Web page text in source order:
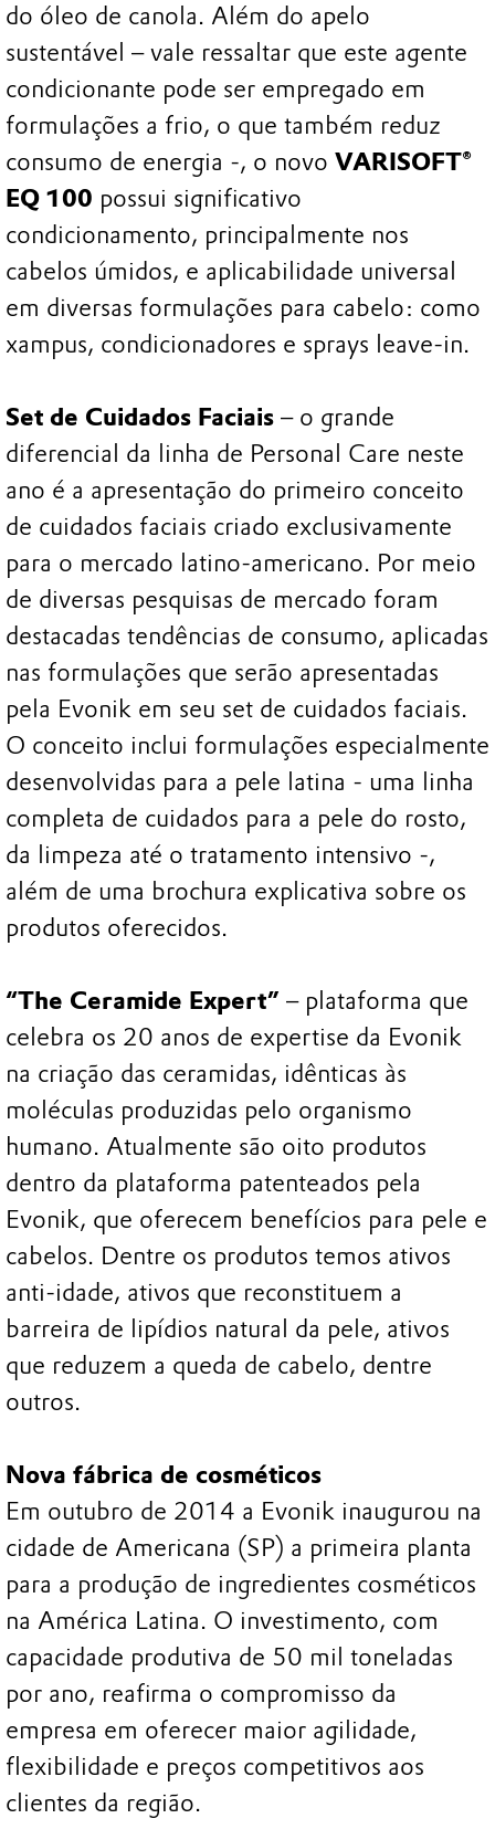
do óleo de canola. Além do apelo
sustentável – vale ressaltar que este agente
condicionante pode ser empregado em
formulações a frio, o que também reduz
consumo de energia -, o novo VARISOFT®
EQ 100 possui significativo
condicionamento, principalmente nos
cabelos úmidos, e aplicabilidade universal
em diversas formulações para cabelo: como
xampus, condicionadores e sprays leave-in.
Set de Cuidados Faciais – o grande
diferencial da linha de Personal Care neste
ano é a apresentação do primeiro conceito
de cuidados faciais criado exclusivamente
para o mercado latino-americano. Por meio
de diversas pesquisas de mercado foram
destacadas tendências de consumo, aplicadas
nas formulações que serão apresentadas
pela Evonik em seu set de cuidados faciais.
O conceito inclui formulações especialmente
desenvolvidas para a pele latina - uma linha
completa de cuidados para a pele do rosto,
da limpeza até o tratamento intensivo -,
além de uma brochura explicativa sobre os
produtos oferecidos.
“The Ceramide Expert” – plataforma que
celebra os 20 anos de expertise da Evonik
na criação das ceramidas, idênticas às
moléculas produzidas pelo organismo
humano. Atualmente são oito produtos
dentro da plataforma patenteados pela
Evonik, que oferecem benefícios para pele e
cabelos. Dentre os produtos temos ativos
anti-idade, ativos que reconstituem a
barreira de lipídios natural da pele, ativos
que reduzem a queda de cabelo, dentre
outros.
Nova fábrica de cosméticos
Em outubro de 2014 a Evonik inaugurou na
cidade de Americana (SP) a primeira planta
para a produção de ingredientes cosméticos
na América Latina. O investimento, com
capacidade produtiva de 50 mil toneladas
por ano, reafirma o compromisso da
empresa em oferecer maior agilidade,
flexibilidade e preços competitivos aos
clientes da região.